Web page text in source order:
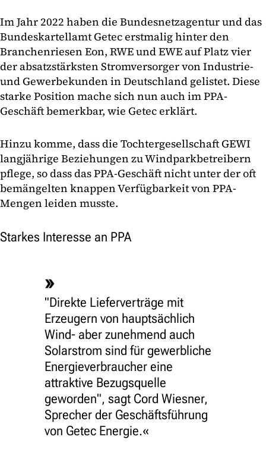
Im Jahr 2022 haben die Bundesnetzagentur und das
Bundeskartellamt Getec erstmalig hinter den
Branchenriesen Eon, RWE und EWE auf Platz vier
der absatzstärksten Stromversorger von Industrie-
und Gewerbekunden in Deutschland gelistet. Diese
starke Position mache sich nun auch im PPA-
Geschäft bemerkbar, wie Getec erklärt.
Hinzu komme, dass die Tochtergesellschaft GEWI
langjährige Beziehungen zu Windparkbetreibern
pflege, so dass das PPA-Geschäft nicht unter der oft
bemängelten knappen Verfügbarkeit von PPA-
Mengen leiden musste.
Starkes Interesse an PPA
"Direkte Lieferverträge mit
Erzeugern von hauptsächlich
Wind- aber zunehmend auch
Solarstrom sind für gewerbliche
Energieverbraucher eine
attraktive Bezugsquelle
geworden", sagt Cord Wiesner,
Sprecher der Geschäftsführung
von Getec Energie.